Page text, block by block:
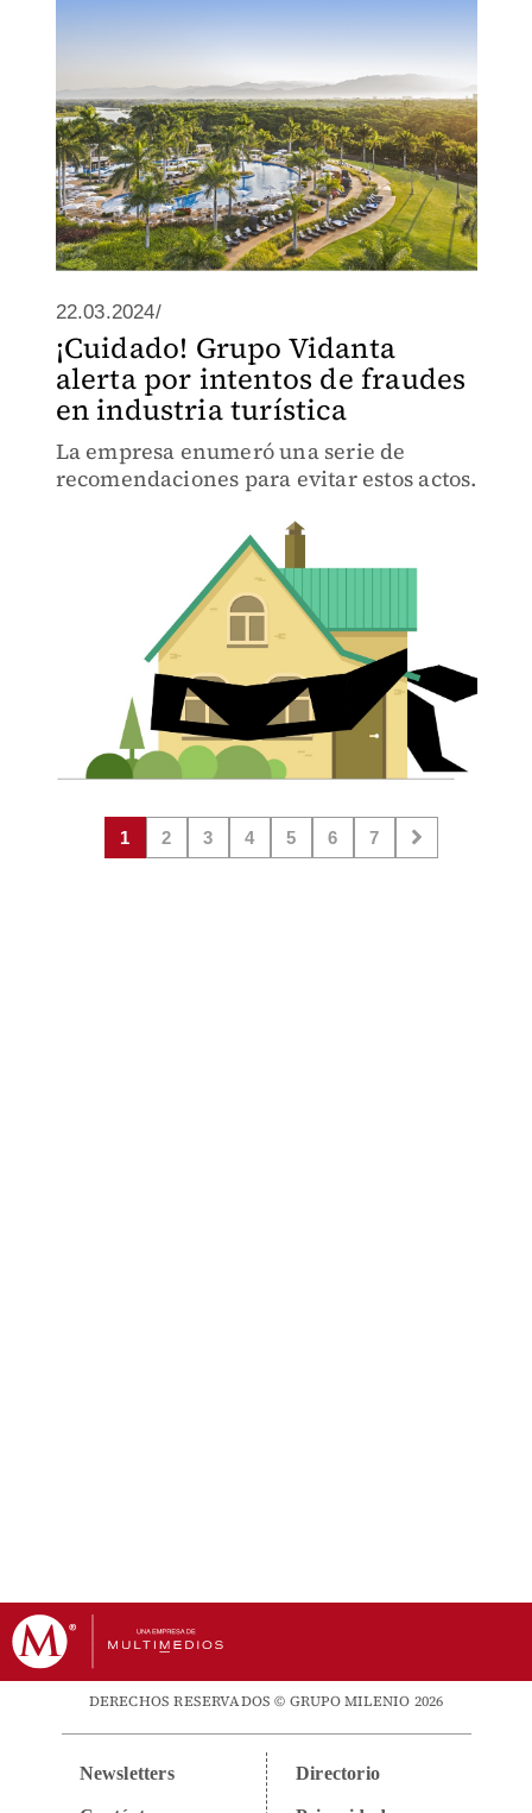
22.03.2024/
¡Cuidado! Grupo Vidanta
alerta por intentos de fraudes
en industria turística
La empresa enumeró una serie de
recomendaciones para evitar estos actos.
1 2 3 4 5 6 7
DERECHOS RESERVADOS © GRUPO MILENIO 2026
Newsletters Directorio